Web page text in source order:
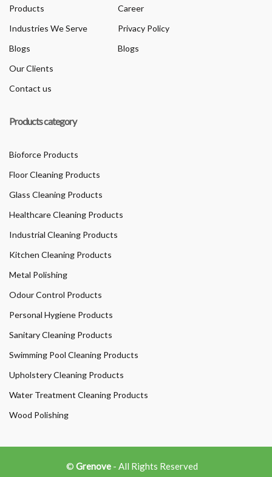
Products
Industries We Serve
Blogs
Our Clients
Contact us
Career
Privacy Policy
Blogs
Products category
Bioforce Products
Floor Cleaning Products
Glass Cleaning Products
Healthcare Cleaning Products
Industrial Cleaning Products
Kitchen Cleaning Products
Metal Polishing
Odour Control Products
Personal Hygiene Products
Sanitary Cleaning Products
Swimming Pool Cleaning Products
Upholstery Cleaning Products
Water Treatment Cleaning Products
Wood Polishing
© Grenove - All Rights Reserved